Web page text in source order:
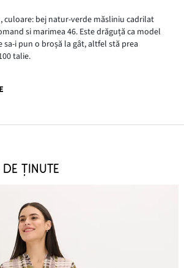
,culoare: bej natur-verde măsliniu cadrilat
si marimea 46. Este drăguță ca model
i pun o broșă la gât, altfel stă prea
talie.
ȚINUTE